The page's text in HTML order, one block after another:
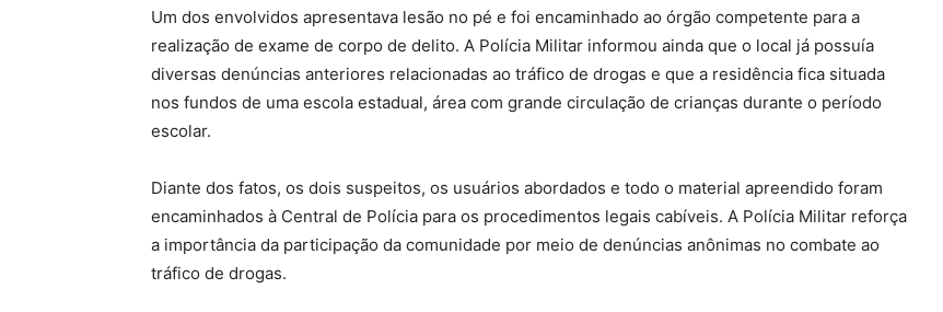
Um dos envolvidos apresentava lesão no pé e foi encaminhado ao órgão competente para a
realização de exame de corpo de delito. A Polícia Militar informou ainda que o local já possuía
diversas denúncias anteriores relacionadas ao tráfico de drogas e que a residência fica situada
nos fundos de uma escola estadual, área com grande circulação de crianças durante o período
escolar.
Diante dos fatos, os dois suspeitos, os usuários abordados e todo o material apreendido foram
encaminhados à Central de Polícia para os procedimentos legais cabíveis. A Polícia Militar reforça
a importância da participação da comunidade por meio de denúncias anônimas no combate ao
tráfico de drogas.